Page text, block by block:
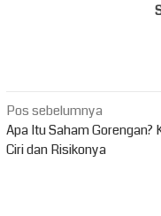
Navigasi
pos
Pos sebelumnya
Apa Itu Saham Gorengan?
Ciri dan Risikonya